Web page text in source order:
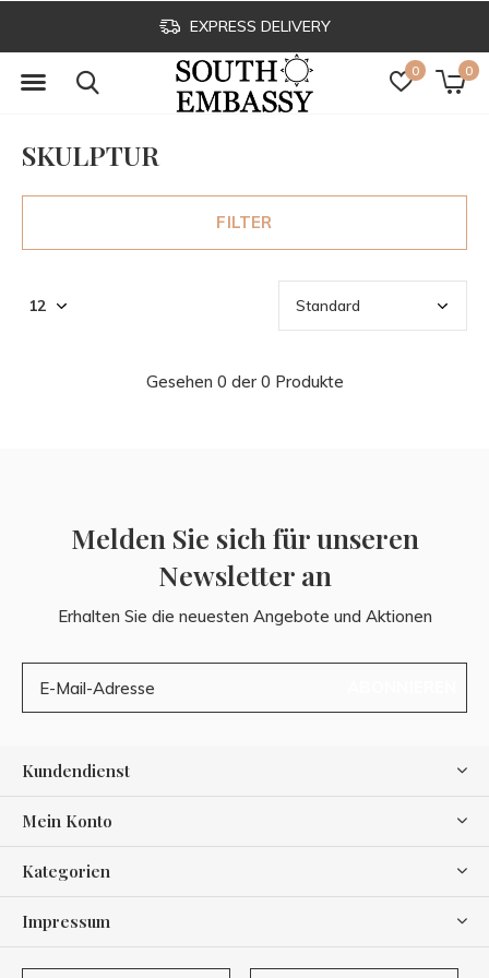
0 0
EXPRESS DELIVERY
SKULPTUR
FILTER
Gesehen 0 der 0 Produkte
Melden Sie sich für unseren
Newsletter an
Erhalten Sie die neuesten Angebote und Aktionen
Kundendienst
Mein Konto
Kategorien
Impressum